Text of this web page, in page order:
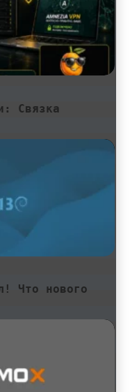
Связка
Что нового